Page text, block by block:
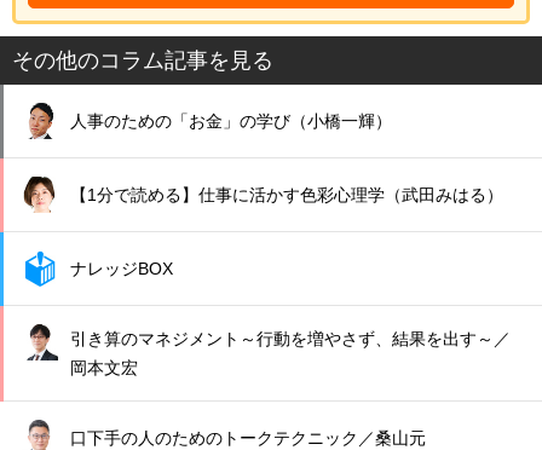
その他のコラム記事を見る
人事のための「お金」の学び（小橋一輝）
【1分で読める】仕事に活かす色彩心理学（武田みはる）
ナレッジBOX
引き算のマネジメント～行動を増やさず、結果を出す～／
岡本文宏
口下手の人のためのトークテクニック／桑山元